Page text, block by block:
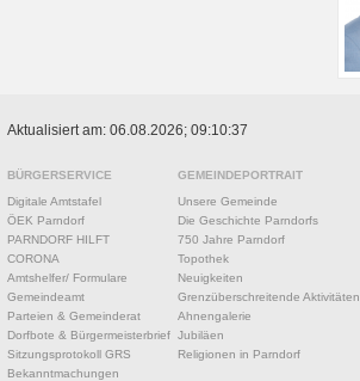
Aktualisiert am: 06.08.2026; 09:10:37
BÜRGERSERVICE
Digitale Amtstafel
ÖEK Parndorf
PARNDORF HILFT
CORONA
Amtshelfer/ Formulare
Gemeindeamt
Parteien & Gemeinderat
Dorfbote & Bürgermeisterbrief
Sitzungsprotokoll GRS
Bekanntmachungen
GEMEINDEPORTRAIT
Unsere Gemeinde
Die Geschichte Parndorfs
750 Jahre Parndorf
Topothek
Neuigkeiten
Grenzüberschreitende Aktivitäten
Ahnengalerie
Jubiläen
Religionen in Parndorf